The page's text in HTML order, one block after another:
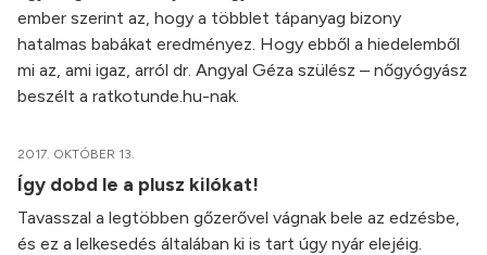
ember szerint az, hogy a többlet tápanyag bizony
hatalmas babákat eredményez. Hogy ebből a hiedelemből
mi az, ami igaz, arról dr. Angyal Géza szülész – nőgyógyász
beszélt a ratkotunde.hu-nak.
2017. OKTÓBER 13.
Így dobd le a plusz kilókat!
Tavasszal a legtöbben gőzerővel vágnak bele az edzésbe,
és ez a lelkesedés általában ki is tart úgy nyár elejéig.